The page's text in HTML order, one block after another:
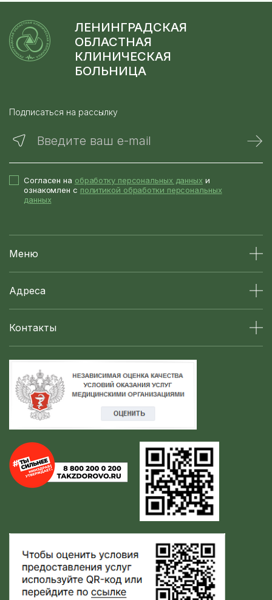
ЛЕНИНГРАДСКАЯ
ОБЛАСТНАЯ
КЛИНИЧЕСКАЯ
БОЛЬНИЦА
Подписаться на рассылку
Введите ваш e-mail
Согласен на обработку персональных данных и
ознакомлен с политикой обработки персональных
данных
Меню
Адреса
Контакты